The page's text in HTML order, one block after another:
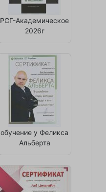
РСГ-Академическое
2026г
обучение у Феликса
Альберта